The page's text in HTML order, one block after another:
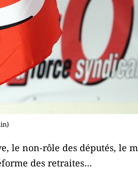
le non-rôle des députés, le
des retraites…